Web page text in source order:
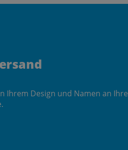
Ihrem Design und Namen an Ihre